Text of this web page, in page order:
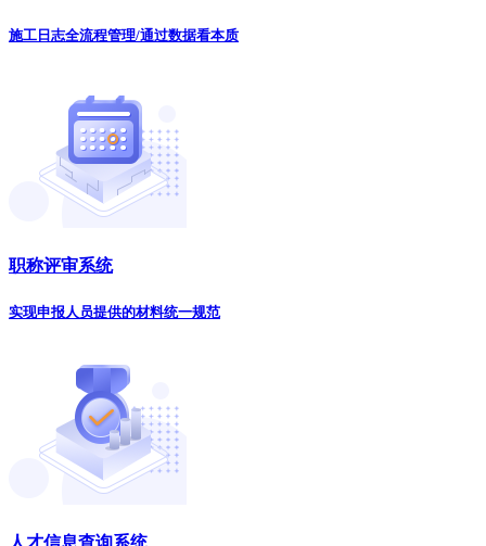
施工日志全流程管理/通过数据看本质
职称评审系统
实现申报人员提供的材料统一规范
人才信息查询系统